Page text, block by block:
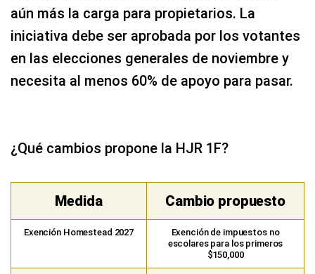
aún más la carga para propietarios. La
iniciativa debe ser aprobada por los votantes
en las elecciones generales de noviembre y
necesita al menos 60% de apoyo para pasar.
¿Qué cambios propone la HJR 1F?
Medida Cambio propuesto
Exención Homestead 2027
Exención de impuestos no
escolares para los primeros
$150,000